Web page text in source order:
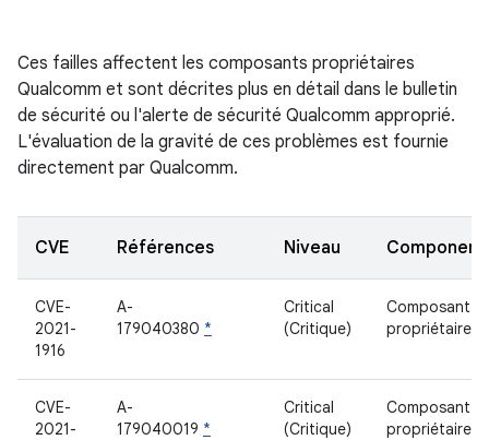
Ces failles affectent les composants propriétaires
Qualcomm et sont décrites plus en détail dans le bulletin
de sécurité ou l'alerte de sécurité Qualcomm approprié.
L'évaluation de la gravité de ces problèmes est fournie
directement par Qualcomm.
CVE Références Niveau Component
CVE-
2021-
1916
A-
179040380 *
Critical
(Critique)
Composant
propriétaire
CVE-
2021-
A-
179040019 *
Critical
(Critique)
Composant
propriétaire